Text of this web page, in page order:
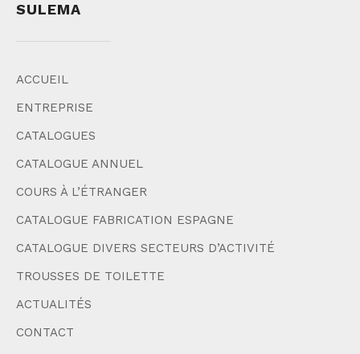
SULEMA
ACCUEIL
ENTREPRISE
CATALOGUES
CATALOGUE ANNUEL
COURS À L’ÉTRANGER
CATALOGUE FABRICATION ESPAGNE
CATALOGUE DIVERS SECTEURS D’ACTIVITÉ
TROUSSES DE TOILETTE
ACTUALITÉS
CONTACT